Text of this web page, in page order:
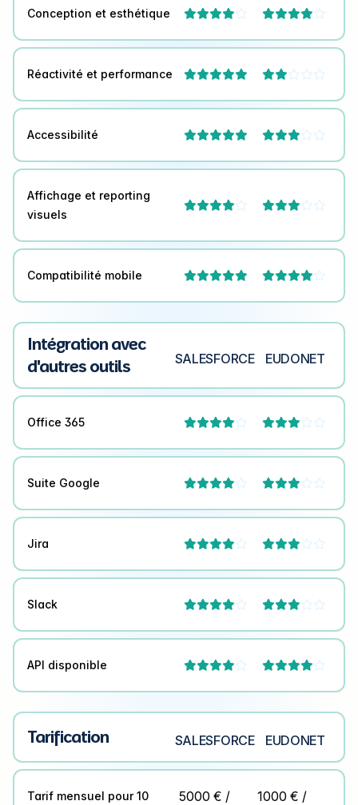
Conception et esthétique  
Réactivité et performance  
Accessibilité  
Affichage et reporting
visuels
 
Compatibilité mobile  
Intégration avec
d'autres outils
SALESFORCE EUDONET
Office 365  
Suite Google  
Jira  
Slack  
API disponible  
Tarification SALESFORCE EUDONET
Tarif mensuel pour 10
5000 € /
1000 € /